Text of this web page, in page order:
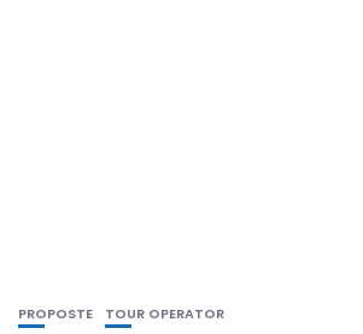
PROPOSTE TOUR OPERATOR